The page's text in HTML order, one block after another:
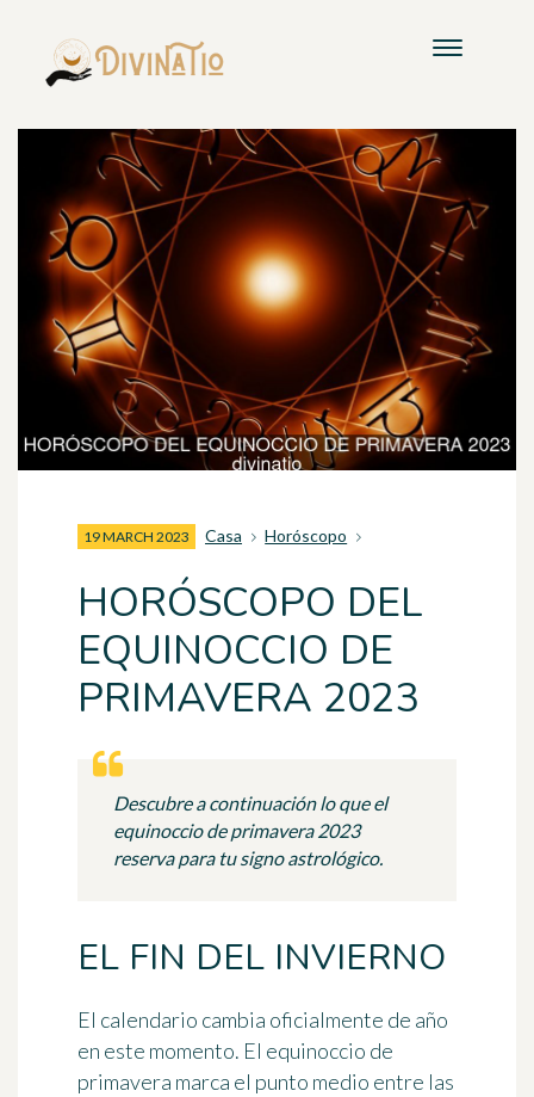
19 MARCH 2023 Casa Horóscopo
HORÓSCOPO DEL
EQUINOCCIO DE
PRIMAVERA 2023
Descubre a continuación lo que el
equinoccio de primavera 2023
reserva para tu signo astrológico.
EL FIN DEL INVIERNO
El calendario cambia oficialmente de año
en este momento. El equinoccio de
primavera marca el punto medio entre las